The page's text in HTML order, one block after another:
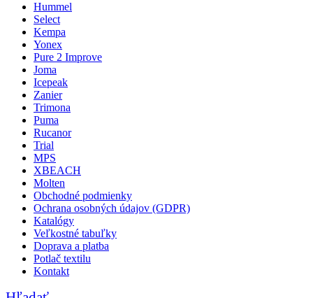
Hummel
Select
Kempa
Yonex
Pure 2 Improve
Joma
Icepeak
Zanier
Trimona
Puma
Rucanor
Trial
MPS
XBEACH
Molten
Obchodné podmienky
Ochrana osobných údajov (GDPR)
Katalógy
Veľkostné tabuľky
Doprava a platba
Potlač textilu
Kontakt